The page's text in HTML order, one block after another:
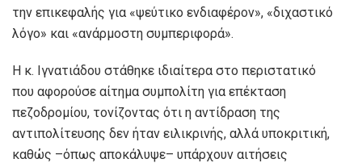
την επικεφαλής για «ψεύτικο ενδιαφέρον», «διχαστικό
λόγο» και «ανάρμοστη συμπεριφορά».
Η κ. Ιγνατιάδου στάθηκε ιδιαίτερα στο περιστατικό
που αφορούσε αίτημα συμπολίτη για επέκταση
πεζοδρομίου, τονίζοντας ότι η αντίδραση της
αντιπολίτευσης δεν ήταν ειλικρινής, αλλά υποκριτική,
καθώς –όπως αποκάλυψε– υπάρχουν αιτήσεις